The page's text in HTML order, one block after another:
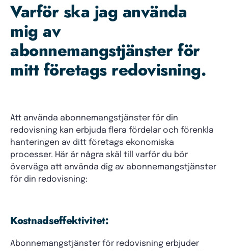
Varför ska jag använda
mig av
abonnemangstjänster för
mitt företags redovisning.
Att använda abonnemangstjänster för din
redovisning kan erbjuda flera fördelar och förenkla
hanteringen av ditt företags ekonomiska
processer. Här är några skäl till varför du bör
överväga att använda dig av abonnemangstjänster
för din redovisning:
Kostnadseffektivitet:
Abonnemangstjänster för redovisning erbjuder